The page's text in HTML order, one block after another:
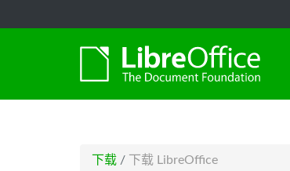
下载 / 下载 LibreOffice